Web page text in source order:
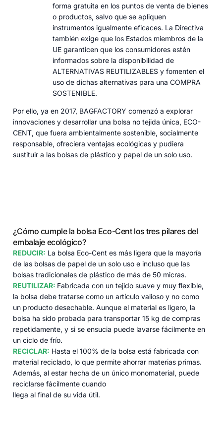
forma gratuita en los puntos de venta de bienes
o productos, salvo que se apliquen
instrumentos igualmente eficaces. La Directiva
también exige que los Estados miembros de la
UE garanticen que los consumidores estén
informados sobre la disponibilidad de
ALTERNATIVAS REUTILIZABLES y fomenten el
uso de dichas alternativas para una COMPRA
SOSTENIBLE.
Por ello, ya en 2017, BAGFACTORY comenzó a explorar
innovaciones y desarrollar una bolsa no tejida única, ECO-
CENT, que fuera ambientalmente sostenible, socialmente
responsable, ofreciera ventajas ecológicas y pudiera
sustituir a las bolsas de plástico y papel de un solo uso.
¿Cómo cumple la bolsa Eco-Cent los tres pilares del
embalaje ecológico?
REDUCIR: La bolsa Eco-Cent es más ligera que la mayoría
de las bolsas de papel de un solo uso e incluso que las
bolsas tradicionales de plástico de más de 50 micras.
REUTILIZAR: Fabricada con un tejido suave y muy flexible,
la bolsa debe tratarse como un artículo valioso y no como
un producto desechable. Aunque el material es ligero, la
bolsa ha sido probada para transportar 15 kg de compras
repetidamente, y si se ensucia puede lavarse fácilmente en
un ciclo de frío.
RECICLAR: Hasta el 100% de la bolsa está fabricada con
material reciclado, lo que permite ahorrar materias primas.
Además, al estar hecha de un único monomaterial, puede
reciclarse fácilmente cuando
llega al final de su vida útil.